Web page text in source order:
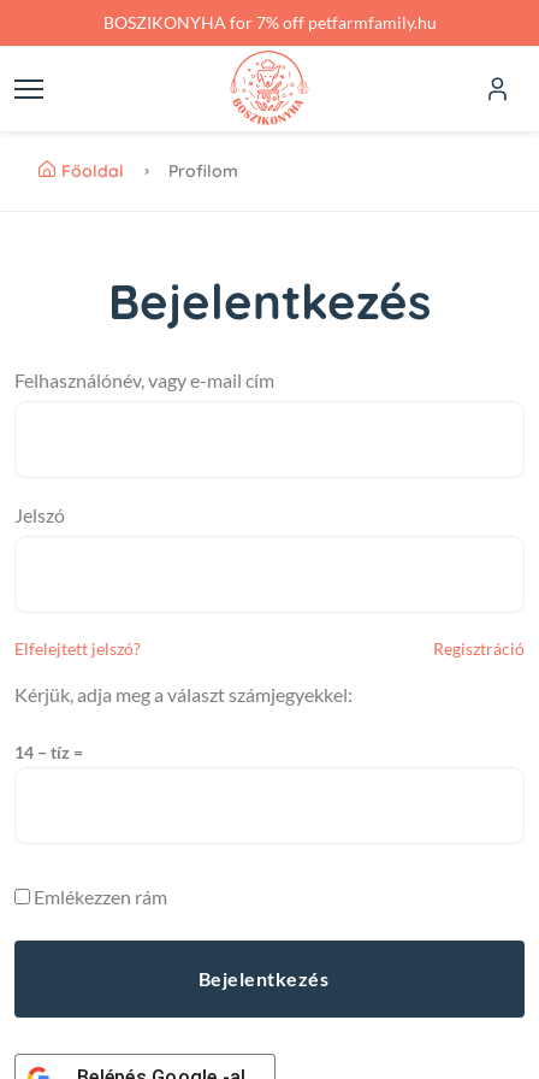
Skip to main contentBOSZIKONYHA for 7% off petfarmfamily.hu
Főoldal Profilom
Bejelentkezés
Felhasználónév, vagy e-mail cím
Jelszó
Elfelejtett jelszó? Regisztráció
Kérjük, adja meg a választ számjegyekkel:
14 − tíz =
Emlékezzen rám